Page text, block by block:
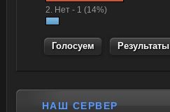
2. Нет - 1 (14%)
Результаты
НАШ СЕРВЕР